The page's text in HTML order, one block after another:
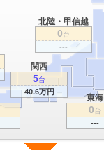
関西
5台
40.6万円
東海
0台
---
北陸・甲信越
0台
---